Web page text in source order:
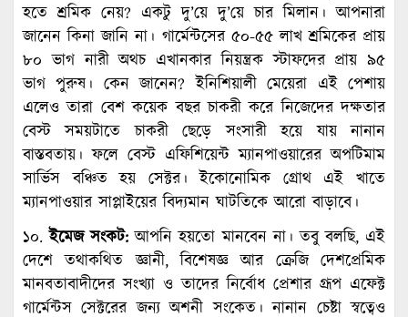
হতে শ্রমিক নেয়? একটু দু’য়ে দু’য়ে চার মিলান। আপনারা
জানেন কিনা জানি না। গার্মেন্টসের ৫০-৫৫ লাখ শ্রমিকের প্রায়
৮০ ভাগ নারী অথচ এখানকার নিয়ন্ত্রক স্টাফদের প্রায় ৯৫
ভাগ পুরুষ। কেন জানেন? ইনিশিয়ালী মেয়েরা এই পেশায়
এলেও তারা বেশ কয়েক বছর চাকরী করে নিজেদের দক্ষতার
বেস্ট সময়টাতে চাকরী ছেড়ে সংসারী হয়ে যায় নানান
বাস্তবতায়। ফলে বেস্ট এফিশিয়েন্ট ম্যানপাওয়ারের অপটিমাম
সার্ভিস বঞ্চিত হয় সেক্টর। ইকোনোমিক গ্রোথ এই খাতে
ম্যানপাওয়ার সাপ্লাইয়ের বিদ্যমান ঘাটতিকে আরো বাড়াবে।
১০.ইমেজ সংকট: আপনি হয়তো মানবেন না। তবু বলছি, এই
দেশে তথাকথিত জ্ঞানী, বিশেষজ্ঞ আর ক্রেজি দেশপ্রেমিক
মানবতাবাদীদের সংখ্যা ও তাদের নির্বোধ প্রেশার গ্রূপ এফেক্ট
গার্মেন্টস সেক্টরের জন্য অশনী সংকেত। নানান চেষ্টা স্বত্বেও